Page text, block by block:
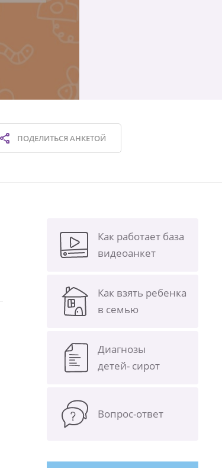
ПОДЕЛИТЬСЯАНКЕТОЙ
Как работает база
видеоанкет
Как взять ребенка
в семью
Диагнозы
детей- сирот
Вопрос-ответ